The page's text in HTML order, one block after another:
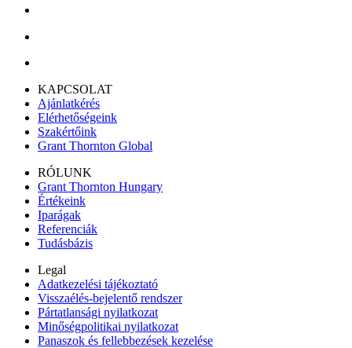
KAPCSOLAT
Ajánlatkérés
Elérhetőségeink
Szakértőink
Grant Thornton Global
RÓLUNK
Grant Thornton Hungary
Értékeink
Iparágak
Referenciák
Tudásbázis
Legal
Adatkezelési tájékoztató
Visszaélés-bejelentő rendszer
Pártatlansági nyilatkozat
Minőségpolitikai nyilatkozat
Panaszok és fellebbezések kezelése